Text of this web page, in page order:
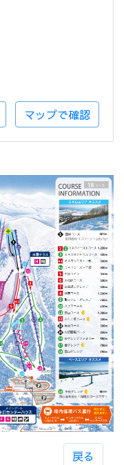
マップで確認
戻る